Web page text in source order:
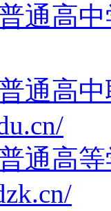
通高
通高
通高